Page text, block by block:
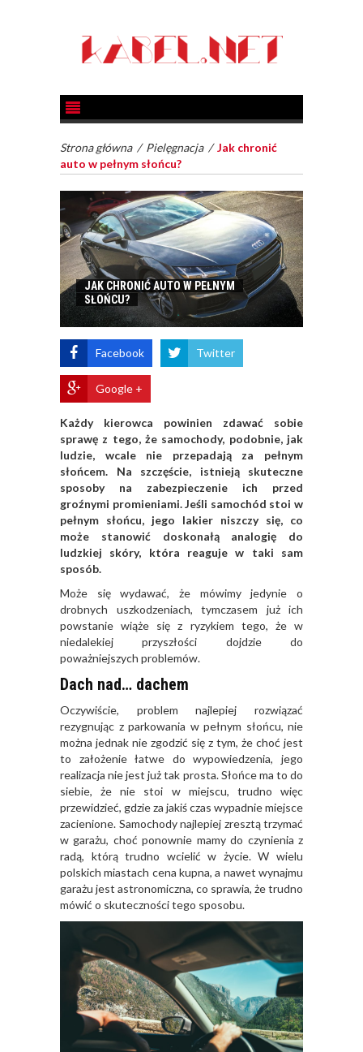
Strona główna / Pielęgnacja /Jak chronić
auto w pełnym słońcu?
JAK CHRONIĆ AUTO W PEŁNYM
SŁOŃCU?
Facebook Twitter
Google +
Każdy kierowca powinien zdawać sobie
sprawę z tego, że samochody, podobnie, jak
ludzie, wcale nie przepadają za pełnym
słońcem. Na szczęście, istnieją skuteczne
sposoby na zabezpieczenie ich przed
groźnymi promieniami. Jeśli samochód stoi w
pełnym słońcu, jego lakier niszczy się, co
może stanowić doskonałą analogię do
ludzkiej skóry, która reaguje w taki sam
sposób.
Może się wydawać, że mówimy jedynie o
drobnych uszkodzeniach, tymczasem już ich
powstanie wiąże się z ryzykiem tego, że w
niedalekiej przyszłości dojdzie do
poważniejszych problemów.
Dach nad… dachem
Oczywiście, problem najlepiej rozwiązać
rezygnując z parkowania w pełnym słońcu, nie
można jednak nie zgodzić się z tym, że choć jest
to założenie łatwe do wypowiedzenia, jego
realizacja nie jest już tak prosta. Słońce ma to do
siebie, że nie stoi w miejscu, trudno więc
przewidzieć, gdzie za jakiś czas wypadnie miejsce
zacienione. Samochody najlepiej zresztą trzymać
w garażu, choć ponownie mamy do czynienia z
radą, którą trudno wcielić w życie. W wielu
polskich miastach cena kupna, a nawet wynajmu
garażu jest astronomiczna, co sprawia, że trudno
mówić o skuteczności tego sposobu.